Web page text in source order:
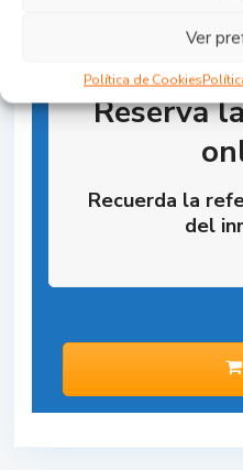
Ver
Política de Cookies
Reserva
Recuerda la
del